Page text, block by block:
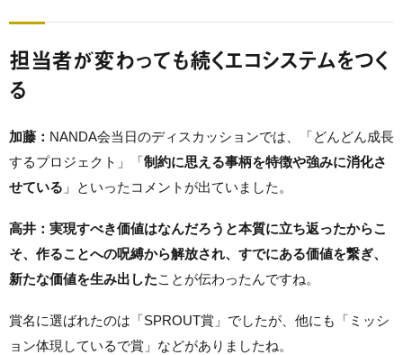
担当者が変わっても続くエコシステムをつく
る
加藤： NANDA会当日のディスカッションでは、「どんどん成長
するプロジェクト」「制約に思える事柄を特徴や強みに消化さ
せている 」といったコメントが出ていました。
高井： 実現すべき価値はなんだろうと本質に立ち返ったからこ
そ、作ることへの呪縛から解放され、すでにある価値を繋ぎ、
新たな価値を生み出したことが伝わったんですね。
賞名に選ばれたのは「SPROUT賞」でしたが、他にも「ミッシ
ョン体現しているで賞」などがありましたね。